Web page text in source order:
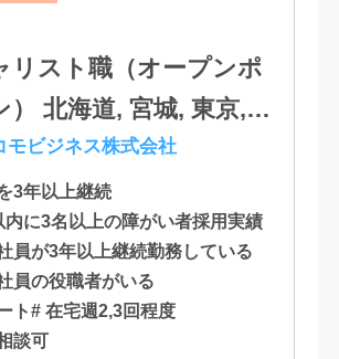
リスト職（オープンポ
, 東京,
, 大阪, 広島, 香川, 福岡
モビジネス株式会社
3年以上継続
内に3名以上の障がい者採用実績
員が3年以上継続勤務している
員の役職者がいる
ト# 在宅週2,3回程度
談可